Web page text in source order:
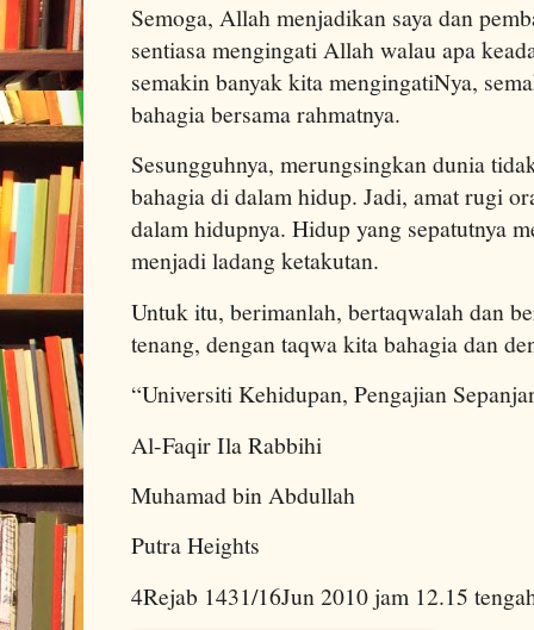
Semoga, Allah menjadikan saya dan
sentiasa mengingati Allah walau apa
semakin banyak kita mengingatiNya,
bahagia bersama rahmatnya.
Sesungguhnya, merungsingkan dunia
bahagia di dalam hidup. Jadi, amat rugi
dalam hidupnya. Hidup yang sepatutnya
menjadi ladang ketakutan.
Untuk itu, berimanlah, bertaqwalah dan
tenang, dengan taqwa kita bahagia dan
“Universiti Kehidupan, Pengajian
Al-Faqir Ila Rabbihi
Muhamad bin Abdullah
Putra Heights
4Rejab 1431/16Jun 2010 jam 12.15